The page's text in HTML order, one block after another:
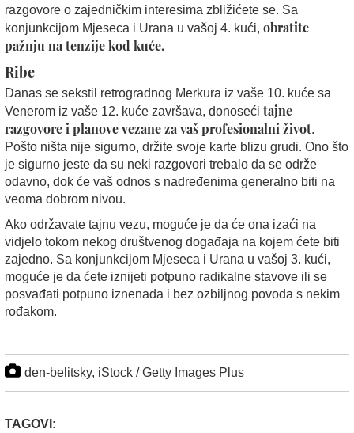
razgovore o zajedničkim interesima zbližićete se. Sa
konjunkcijom Mjeseca i Urana u vašoj 4. kući, obratite
pažnju na tenzije kod kuće.
Ribe
Danas se sekstil retrogradnog Merkura iz vaše 10. kuće sa
Venerom iz vaše 12. kuće završava, donoseći tajne
razgovore i planove vezane za vaš profesionalni život.
Pošto ništa nije sigurno, držite svoje karte blizu grudi. Ono što
je sigurno jeste da su neki razgovori trebalo da se održe
odavno, dok će vaš odnos s nadređenima generalno biti na
veoma dobrom nivou.
Ako održavate tajnu vezu, moguće je da će ona izaći na
vidjelo tokom nekog društvenog događaja na kojem ćete biti
zajedno. Sa konjunkcijom Mjeseca i Urana u vašoj 3. kući,
moguće je da ćete iznijeti potpuno radikalne stavove ili se
posvađati potpuno iznenada i bez ozbiljnog povoda s nekim
rođakom.
den-belitsky, iStock / Getty Images Plus
TAGOVI: